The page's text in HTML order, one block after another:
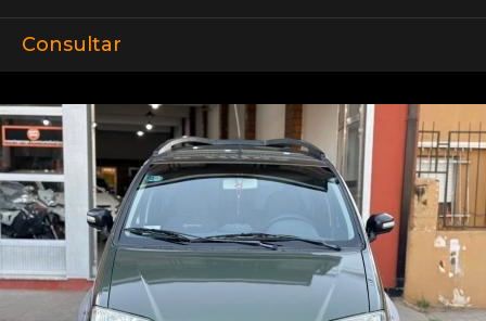
Consultar